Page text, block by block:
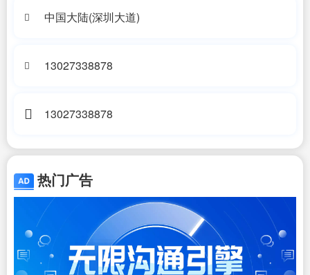
中国大陆(深圳大道)
13027338878
13027338878
热门广告